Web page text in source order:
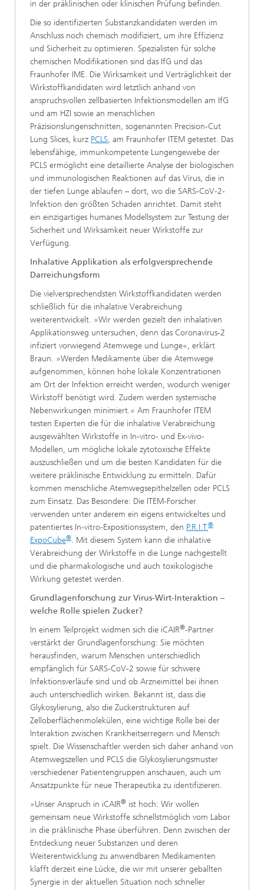
in der präklinischen oder klinischen Prüfung befinden.
Die so identifizierten Substanzkandidaten werden im
Anschluss noch chemisch modifiziert, um ihre Effizienz
und Sicherheit zu optimieren. Spezialisten für solche
chemischen Modifikationen sind das IfG und das
Fraunhofer IME. Die Wirksamkeit und Verträglichkeit der
Wirkstoffkandidaten wird letztlich anhand von
anspruchsvollen zellbasierten Infektionsmodellen am IfG
und am HZI sowie an menschlichen
Präzisionslungenschnitten, sogenannten Precision-Cut
Lung Slices, kurz PCLS, am Fraunhofer ITEM getestet. Das
lebensfähige, immunkompetente Lungengewebe der
PCLS ermöglicht eine detaillierte Analyse der biologischen
und immunologischen Reaktionen auf das Virus, die in
der tiefen Lunge ablaufen – dort, wo die SARS-CoV-2-
Infektion den größten Schaden anrichtet. Damit steht
ein einzigartiges humanes Modellsystem zur Testung der
Sicherheit und Wirksamkeit neuer Wirkstoffe zur
Verfügung.
Inhalative Applikation als erfolgversprechende
Darreichungsform
Die vielversprechendsten Wirkstoffkandidaten werden
schließlich für die inhalative Verabreichung
weiterentwickelt. »Wir werden gezielt den inhalativen
Applikationsweg untersuchen, denn das Coronavirus-2
infiziert vorwiegend Atemwege und Lunge«, erklärt
Braun. »Werden Medikamente über die Atemwege
aufgenommen, können hohe lokale Konzentrationen
am Ort der Infektion erreicht werden, wodurch weniger
Wirkstoff benötigt wird. Zudem werden systemische
Nebenwirkungen minimiert.« Am Fraunhofer ITEM
testen Experten die für die inhalative Verabreichung
ausgewählten Wirkstoffe in In-vitro- und Ex-vivo-
Modellen, um mögliche lokale zytotoxische Effekte
auszuschließen und um die besten Kandidaten für die
weitere präklinische Entwicklung zu ermitteln. Dafür
kommen menschliche Atemwegsepithelzellen oder PCLS
zum Einsatz. Das Besondere: Die ITEM-Forscher
verwenden unter anderem ein eigens entwickeltes und
patentiertes In-vitro-Expositionssystem, den P.R.I.T.®
ExpoCube®. Mit diesem System kann die inhalative
Verabreichung der Wirkstoffe in die Lunge nachgestellt
und die pharmakologische und auch toxikologische
Wirkung getestet werden.
Grundlagenforschung zur Virus-Wirt-Interaktion –
welche Rolle spielen Zucker?
In einem Teilprojekt widmen sich die iCAIR®-Partner
verstärkt der Grundlagenforschung: Sie möchten
herausfinden, warum Menschen unterschiedlich
empfänglich für SARS-CoV-2 sowie für schwere
Infektionsverläufe sind und ob Arzneimittel bei ihnen
auch unterschiedlich wirken. Bekannt ist, dass die
Glykosylierung, also die Zuckerstrukturen auf
Zelloberflächenmolekülen, eine wichtige Rolle bei der
Interaktion zwischen Krankheitserregern und Mensch
spielt. Die Wissenschaftler werden sich daher anhand von
Atemwegszellen und PCLS die Glykosylierungsmuster
verschiedener Patientengruppen anschauen, auch um
Ansatzpunkte für neue Therapeutika zu identifizieren.
»Unser Anspruch in iCAIR® ist hoch: Wir wollen
gemeinsam neue Wirkstoffe schnellstmöglich vom Labor
in die präklinische Phase überführen. Denn zwischen der
Entdeckung neuer Substanzen und deren
Weiterentwicklung zu anwendbaren Medikamenten
klafft derzeit eine Lücke, die wir mit unserer geballten
Synergie in der aktuellen Situation noch schneller